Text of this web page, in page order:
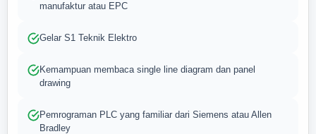
manufaktur atau EPC
Gelar S1 Teknik Elektro
Kemampuan membaca single line diagram dan panel
drawing
Pemrograman PLC yang familiar dari Siemens atau Allen
Bradley